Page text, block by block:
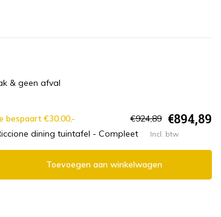
& geen afval
bespaart €30.00,- €924,89 €894,89
dining tuintafel - Compleet Incl. btw
Toevoegen aan winkelwagen